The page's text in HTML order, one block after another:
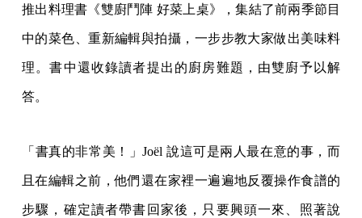
推出料理書《雙廚鬥陣 好菜上桌》，集結了前兩季節目
中的菜色、重新編輯與拍攝，一步步教大家做出美味料
理。書中還收錄讀者提出的廚房難題，由雙廚予以解
答。
「書真的非常美！」Joël 說這可是兩人最在意的事，而
且在編輯之前，他們還在家裡一遍遍地反覆操作食譜的
步驟，確定讀者帶書回家後，只要興頭一來、照著說